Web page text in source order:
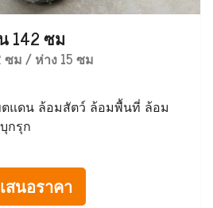
142 ซม
ซม / ห่าง 15 ซม
ตแดน ล้อมสัตว์ ล้อมพื้นที่ ล้อม
กรุก
สนอราคา